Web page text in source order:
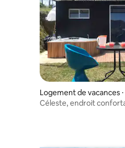
Logement de vacances
arne
Céleste, endroit